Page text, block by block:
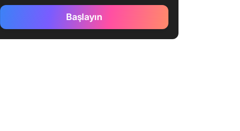
Başlayın